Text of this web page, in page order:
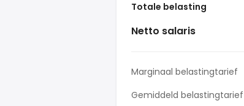
Totale belasting
Netto salaris
Marginaal belastingtarief
Gemiddeld belastingtarief